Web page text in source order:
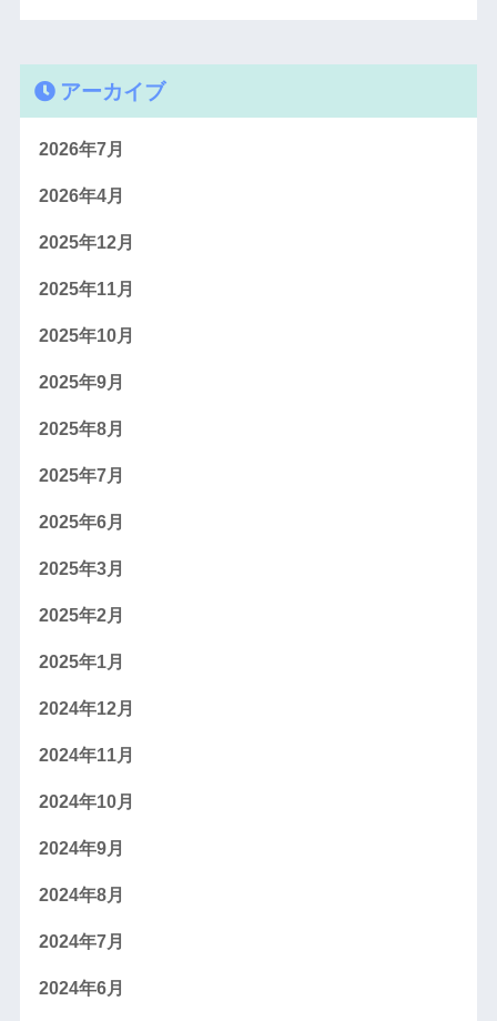
アーカイブ
2026年7月
2026年4月
2025年12月
2025年11月
2025年10月
2025年9月
2025年8月
2025年7月
2025年6月
2025年3月
2025年2月
2025年1月
2024年12月
2024年11月
2024年10月
2024年9月
2024年8月
2024年7月
2024年6月